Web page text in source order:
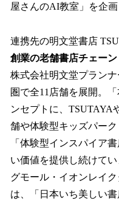
屋さんのAI教室」を企画
連携先の明文堂書店
創業の老舗書店チェー
株式会社明文堂プラン
圏で全11店舗を展開。
ンセプトに、TSUTAYA
舗や体験型キッズパーク
「体験型インスパイア
い価値を提供し続けて
グモール・イオンレイ
は、「日本いち美しい